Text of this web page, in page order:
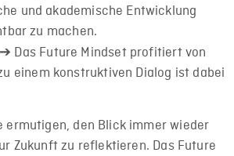
und akademische Entwicklung
zu machen.
➔ Das Future Mindset profitiert von
einem konstruktiven Dialog ist dabei
ermutigen, den Blick immer wieder
Zukunft zu reflektieren. Das Future